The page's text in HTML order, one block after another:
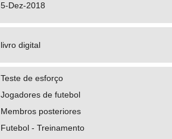
5-Dez-2018
livro digital
Teste de esforço
Jogadores de futebol
Membros posteriores
Futebol - Treinamento